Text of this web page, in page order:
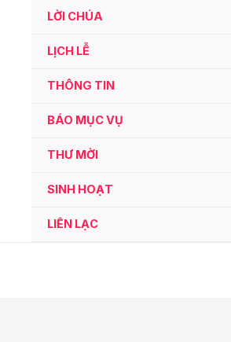
LỜI CHÚA
LỊCH LỄ
THÔNG TIN
BÁO MỤC VỤ
THƯ MỜI
SINH HOẠT
LIÊN LẠC